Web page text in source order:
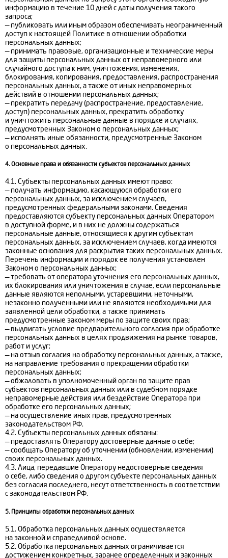
информацию в течение 10 дней с даты получения такого
запроса;
— публиковать или иным образом обеспечивать неограниченный
доступ к настоящей Политике в отношении обработки
персональных данных;
— принимать правовые, организационные и технические меры
для защиты персональных данных от неправомерного или
случайного доступа к ним, уничтожения, изменения,
блокирования, копирования, предоставления, распространения
персональных данных, а также от иных неправомерных
действий в отношении персональных данных;
— прекратить передачу (распространение, предоставление,
доступ) персональных данных, прекратить обработку
и уничтожить персональные данные в порядке и случаях,
предусмотренных Законом о персональных данных;
— исполнять иные обязанности, предусмотренные Законом
о персональных данных.
4. Основные права и обязанности субъектов персональных данных
4.1. Субъекты персональных данных имеют право:
— получать информацию, касающуюся обработки его
персональных данных, за исключением случаев,
предусмотренных федеральными законами. Сведения
предоставляются субъекту персональных данных Оператором
в доступной форме, и в них не должны содержаться
персональные данные, относящиеся к другим субъектам
персональных данных, за исключением случаев, когда имеются
законные основания для раскрытия таких персональных данных.
Перечень информации и порядок ее получения установлен
Законом о персональных данных;
— требовать от оператора уточнения его персональных данных,
их блокирования или уничтожения в случае, если персональные
данные являются неполными, устаревшими, неточными,
незаконно полученными или не являются необходимыми для
заявленной цели обработки, а также принимать
предусмотренные законом меры по защите своих прав;
— выдвигать условие предварительного согласия при обработке
персональных данных в целях продвижения на рынке товаров,
работ и услуг;
— на отзыв согласия на обработку персональных данных, а также,
на направление требования о прекращении обработки
персональных данных;
— обжаловать в уполномоченный орган по защите прав
субъектов персональных данных или в судебном порядке
неправомерные действия или бездействие Оператора при
обработке его персональных данных;
— на осуществление иных прав, предусмотренных
законодательством РФ.
4.2. Субъекты персональных данных обязаны:
— предоставлять Оператору достоверные данные о себе;
— сообщать Оператору об уточнении (обновлении, изменении)
своих персональных данных.
4.3. Лица, передавшие Оператору недостоверные сведения
о себе, либо сведения о другом субъекте персональных данных
без согласия последнего, несут ответственность в соответствии
с законодательством РФ.
5. Принципы обработки персональных данных
5.1. Обработка персональных данных осуществляется
на законной и справедливой основе.
5.2. Обработка персональных данных ограничивается
достижением конкретных, заранее определенных и законных